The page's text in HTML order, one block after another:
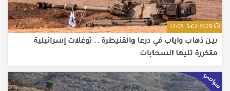
5-02-2025, 12:05
بين ذهاب واياب في درعا والقنيطرة .. توغلات إسرائيلية
متكررة تليها انسحابات
سياسي